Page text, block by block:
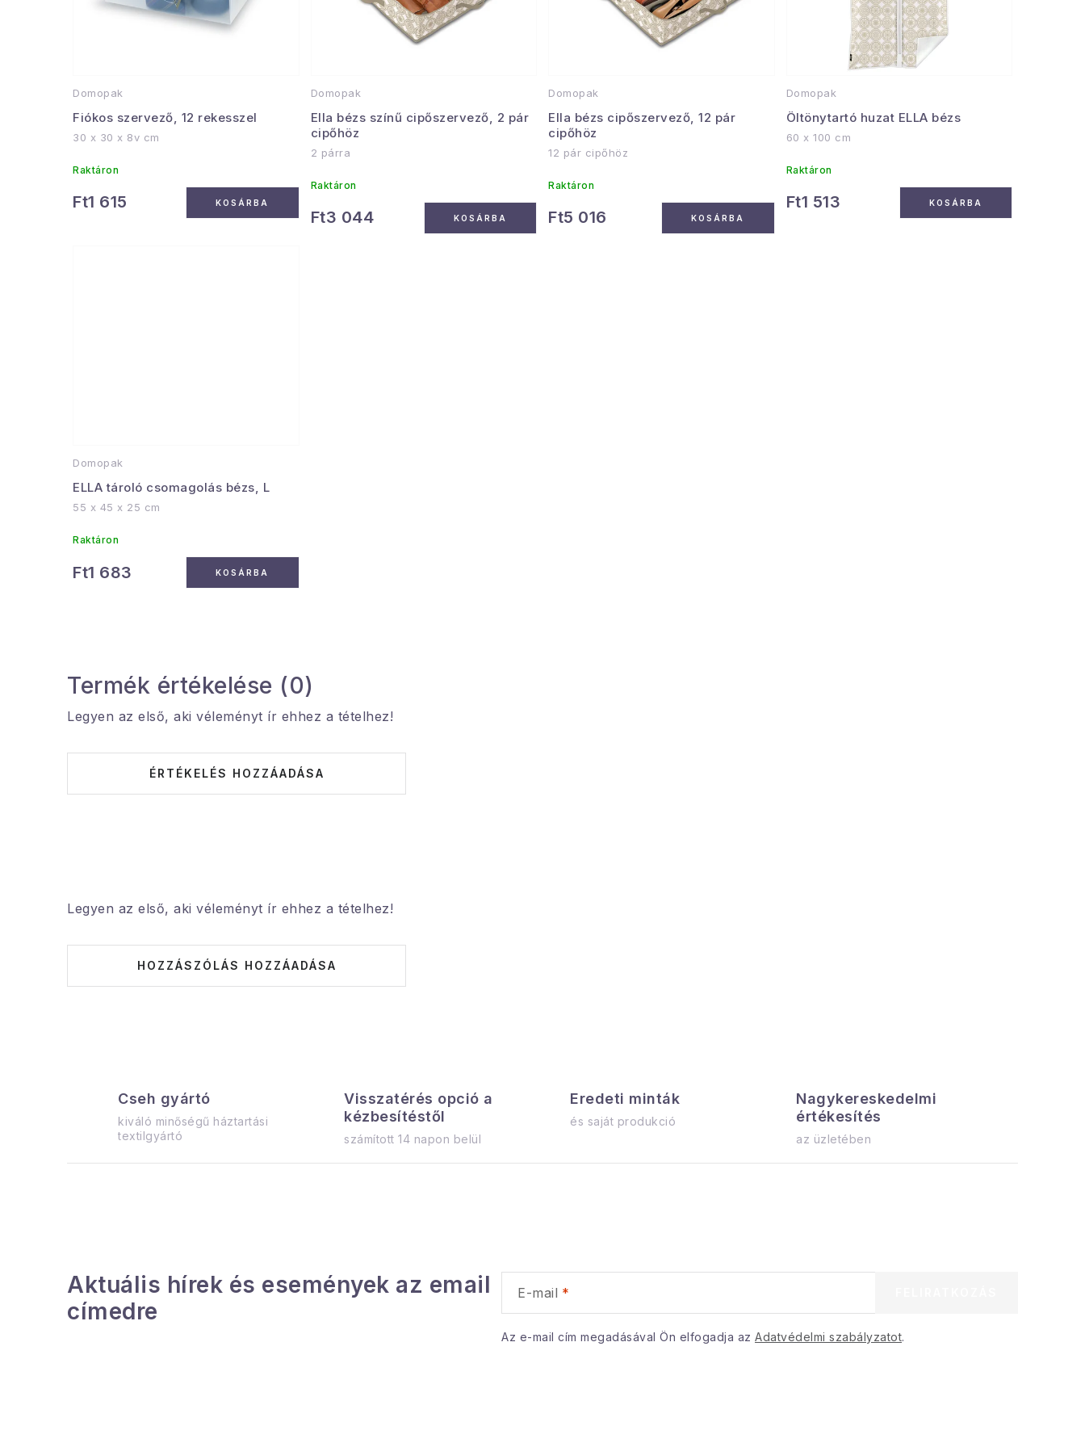
Cseh gyártó
kiváló minőségű háztartási
textilgyártó
Visszatérés opció a
kézbesítéstől
számított 14 napon belül
Eredeti minták
és saját produkció
Nagykereskedelmi
értékesítés
az üzletében
Termék értékelése (0)
Legyen az első, aki véleményt ír ehhez a tételhez!
ÉRTÉKELÉS HOZZÁADÁSA
Legyen az első, aki véleményt ír ehhez a tételhez!
HOZZÁSZÓLÁS HOZZÁADÁSA
Domopak
Fiókos szervező, 12 rekesszel
30 x 30 x 8v cm
Raktáron
Ft1 615 KOSÁRBA
Domopak
Ella bézs színű cipőszervező, 2 pár
cipőhöz
2 párra
Raktáron
Ft3 044 KOSÁRBA
Domopak
Ella bézs cipőszervező, 12 pár
cipőhöz
12 pár cipőhöz
Raktáron
Ft5 016 KOSÁRBA
Domopak
Öltönytartó huzat ELLA bézs
60 x 100 cm
Raktáron
Ft1 513 KOSÁRBA
Domopak
ELLA tároló csomagolás bézs, L
55 x 45 x 25 cm
Raktáron
Ft1 683 KOSÁRBA
Aktuális hírek és események az email
címedre
E-mail
Az e-mail cím megadásával Ön elfogadja az Adatvédelmi szabályzatot.